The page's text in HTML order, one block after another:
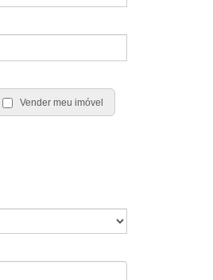
Vender meu imóvel